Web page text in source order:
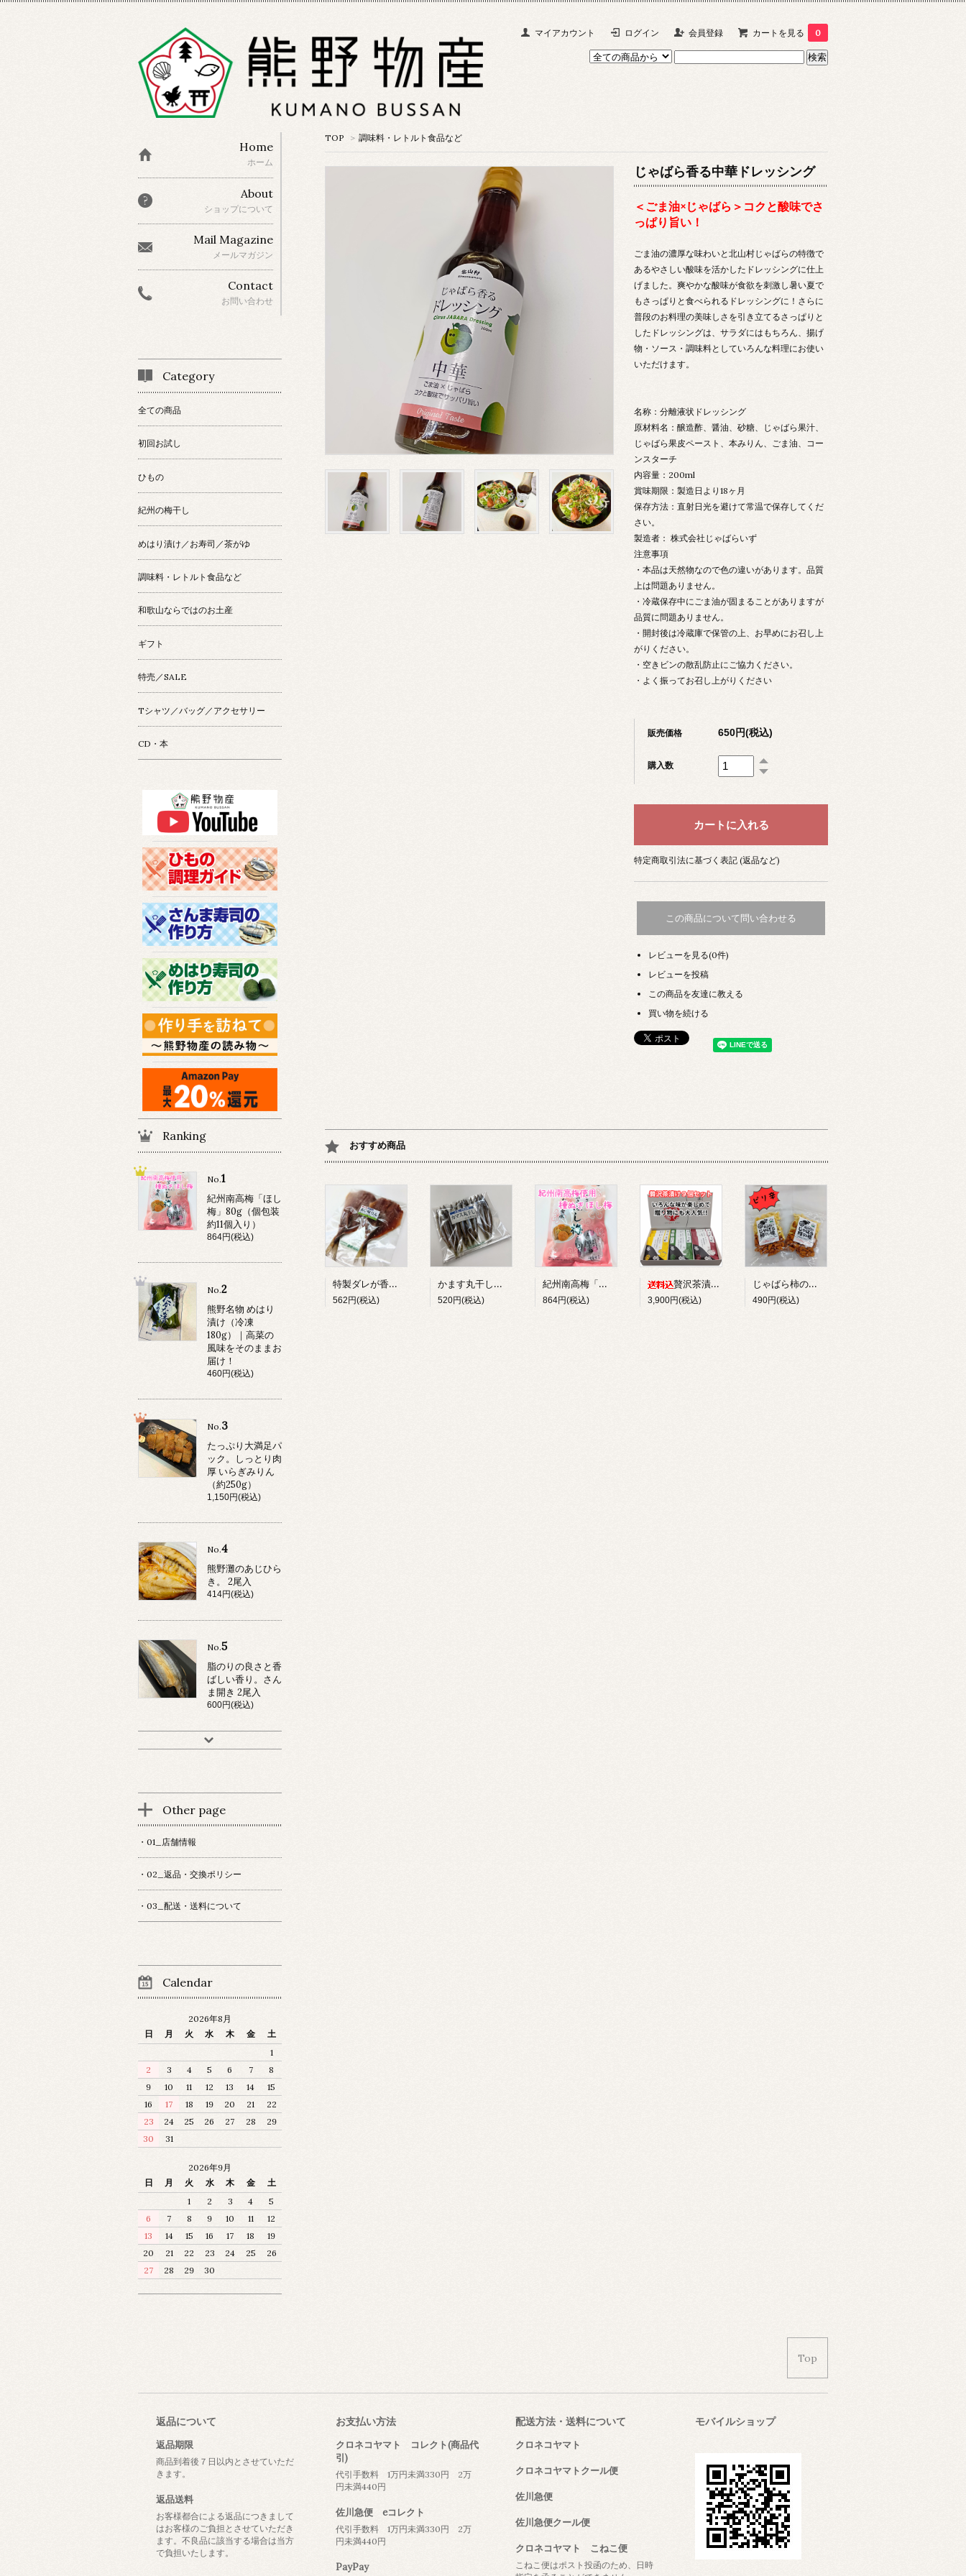
マイアカウント ログイン 会員登録 カートを見る 0
TOP > 調味料・レトルト食品など
じゃばら香る中華ドレッシング
＜ごま油×じゃばら＞コクと酸味でさ
っぱり旨い！
ごま油の濃厚な味わいと北山村じゃばらの特徴で
あるやさしい酸味を活かしたドレッシングに仕上
げました。爽やかな酸味が食欲を刺激し暑い夏で
もさっぱりと食べられるドレッシングに！さらに
普段のお料理の美味しさを引き立てるさっぱりと
したドレッシングは、サラダにはもちろん、揚げ
物・ソース・調味料としていろんな料理にお使い
いただけます。
名称：分離液状ドレッシング
原材料名：醸造酢、醤油、砂糖、じゃばら果汁、
じゃばら果皮ペースト、本みりん、ごま油、コー
ンスターチ
内容量：200ml
賞味期限：製造日より18ヶ月
保存方法：直射日光を避けて常温で保存してくだ
さい。
製造者： 株式会社じゃばらいず
注意事項
・本品は天然物なので色の違いがあります。品質
上は問題ありません。
・冷蔵保存中にごま油が固まることがありますが
品質に問題ありません。
・開封後は冷蔵庫で保管の上、お早めにお召し上
がりください。
・空きビンの散乱防止にご協力ください。
・よく振ってお召し上がりください
販売価格 650円(税込)
購入数
特定商取引法に基づく表記 (返品など)
この商品について問い合わせる
レビューを見る(0件)
レビューを投稿
この商品を友達に教える
買い物を続ける
おすすめ商品
特製ダレが香ばしい。あじみりん 2尾入り
562円(税込)
かます丸干し 約100g(約10尾入)
520円(税込)
紀州南高梅「ほし梅」80g（個包装 約11個入り）
864円(税込)
贅沢茶漬け３種詰め合わせ ９袋入り
3,900円(税込)
じゃばら柿の種 90g
490円(税込)
Home
ホーム
About
ショップについて
Mail Magazine
メールマガジン
Contact
お問い合わせ
Category
全ての商品
初回お試し
ひもの
紀州の梅干し
めはり漬け／お寿司／茶がゆ
調味料・レトルト食品など
和歌山ならではのお土産
ギフト
特売／SALE
Tシャツ／バッグ／アクセサリー
CD・本
Ranking
No.1
紀州南高梅「ほし
梅」80g（個包装
約11個入り）
864円(税込)
No.2
熊野名物 めはり
漬け（冷凍
180g）｜高菜の
風味をそのままお
届け！
460円(税込)
No.3
たっぷり大満足パ
ック。しっとり肉
厚 いらぎみりん
（約250g）
1,150円(税込)
No.4
熊野灘のあじひら
き。 2尾入
414円(税込)
No.5
脂のりの良さと香
ばしい香り。さん
ま開き 2尾入
600円(税込)
Other page
・01_店舗情報
・02_返品・交換ポリシー
・03_配送・送料について
Calendar
2026年8月
日
月 火 水 木 金
土
1
2
3 4 5 6 7
8
9
10 11 12 13 14
15
16
17 18 19 20 21
22
23
24 25 26 27 28
29
30
31
2026年9月
日
月 火 水 木 金
土
1
2 3 4
5
6
7 8 9 10 11
12
13
14 15 16 17 18
19
20
21 22 23 24 25
26
27
28 29 30
Top
返品について
返品期限
商品到着後７日以内とさせていただ
きます。
返品送料
お客様都合による返品につきまして
はお客様のご負担とさせていただき
ます。不良品に該当する場合は当方
で負担いたします。
お支払い方法
クロネコヤマト コレクト(商品代
引)
代引手数料 1万円未満330円 2万
円未満440円
佐川急便 eコレクト
代引手数料 1万円未満330円 2万
円未満440円
PayPay
配送方法・送料について
クロネコヤマト
クロネコヤマトクール便
佐川急便
佐川急便クール便
クロネコヤマト こねこ便
こねこ便はポスト投函のため、日時
モバイルショップ